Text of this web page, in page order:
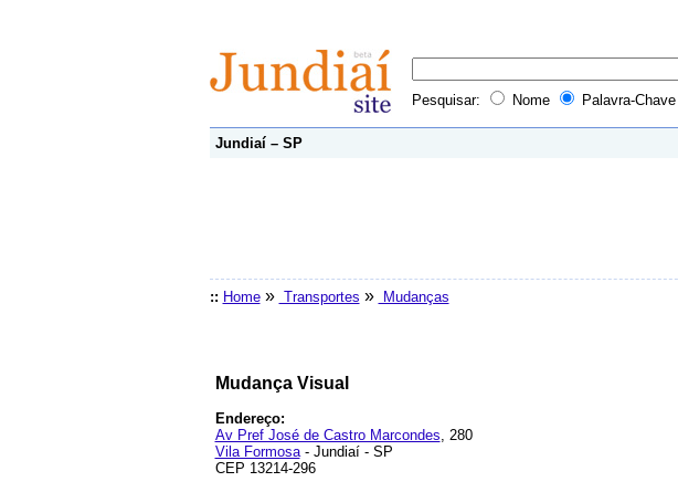
Pesquisar: Nome Palavra-Chave
Jundiaí – SP
:: Home » Transportes » Mudanças
Mudança Visual
Endereço:
Av Pref José de Castro Marcondes, 280
Vila Formosa- Jundiaí - SP
CEP 13214-296